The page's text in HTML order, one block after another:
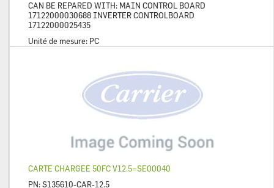
CAN BE REPARED WITH: MAIN CONTROL BOARD
17122000030688 INVERTER CONTROLBOARD
17122000025435
Unité de mesure: PC
CARTE CHARGEE 50FC V12.5=SE00040
PN:S135610-CAR-12.5